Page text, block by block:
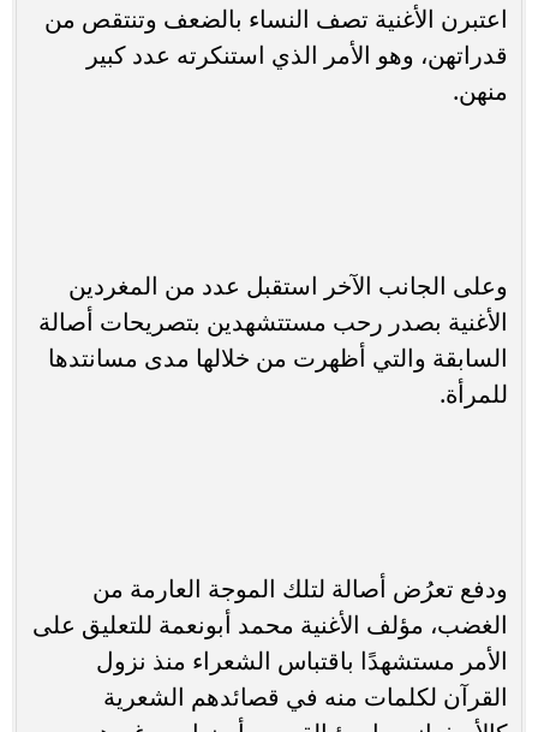
اعتبرن الأغنية تصف النساء بالضعف وتنتقص من
قدراتهن، وهو الأمر الذي استنكرته عدد كبير
منهن.
وعلى الجانب الآخر استقبل عدد من المغردين
الأغنية بصدر رحب مستتشهدين بتصريحات أصالة
السابقة والتي أظهرت من خلالها مدى مسانتدها
للمرأة.
ودفع تعرُض أصالة لتلك الموجة العارمة من
الغضب، مؤلف الأغنية محمد أبونعمة للتعليق على
الأمر مستشهدًا باقتباس الشعراء منذ نزول
القرآن لكلمات منه في قصائدهم الشعرية